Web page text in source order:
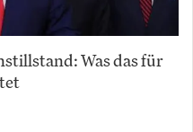
Was das für